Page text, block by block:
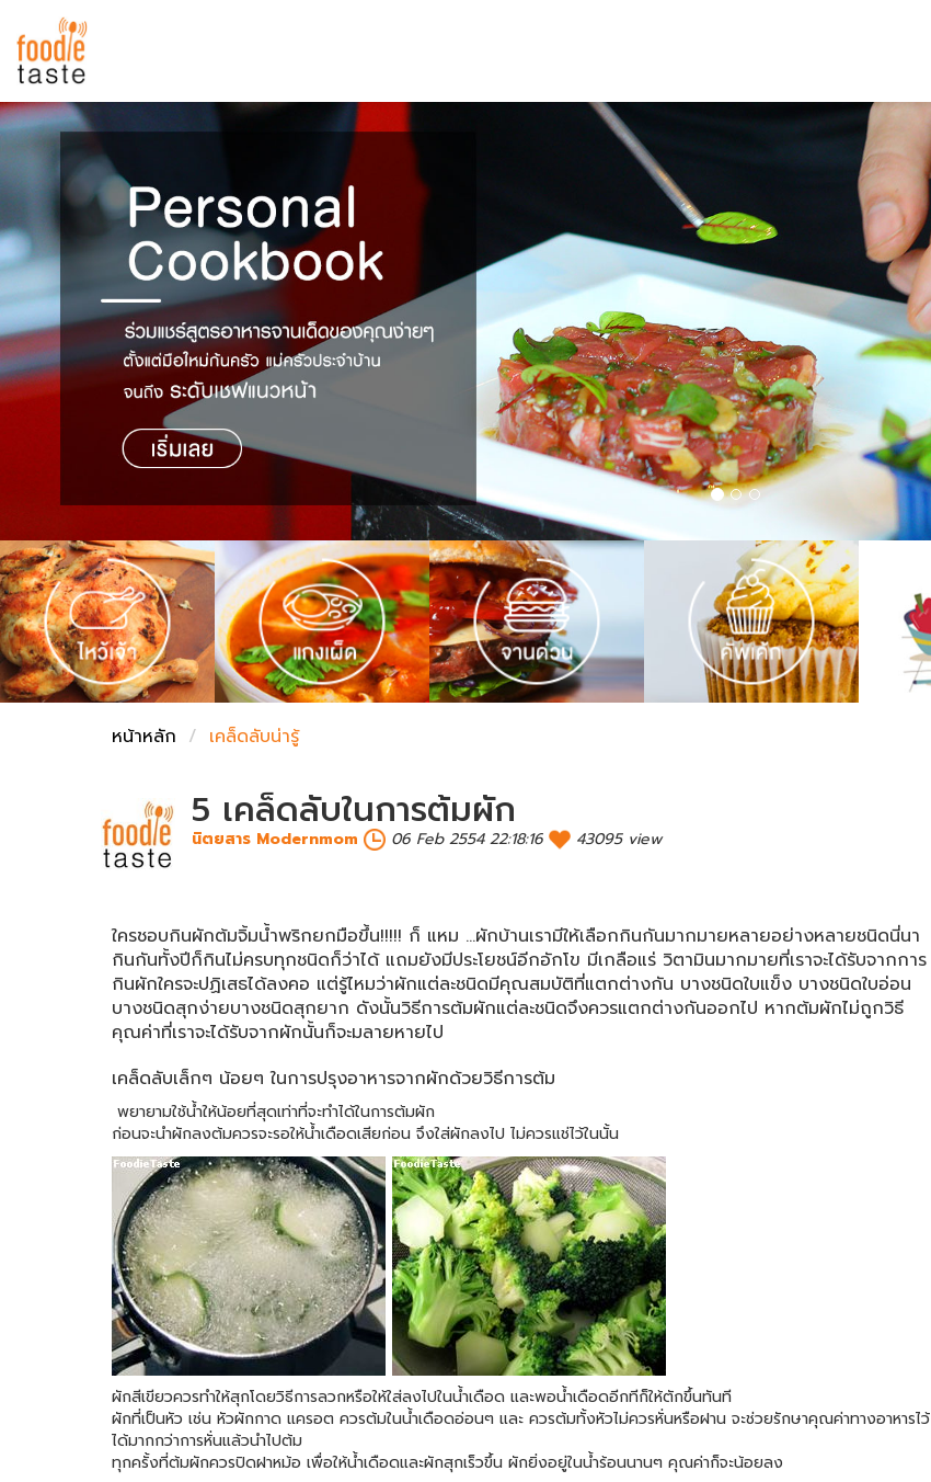
สูตรอาหาร
สูตรอาหารล่าสุด
Top Foodie
พาไปชิม
สารพันก้นครัว
เคล็ดลับน่ารู้
เปรียบเทียบหน่วยการตวง
เปรียบเทียบอุณหภูมิ
เปรียบเทียบน้ำหนักวัตถุดิบ
ชั่งตวงเนย
FoodPedia
สร้าง Cookbook
หน้าหลัก เคล็ดลับน่ารู้
5 เคล็ดลับในการต้มผัก
นิตยสาร Modernmom 06 Feb 2554 22:18:16 43095 view
ใครชอบกินผักต้มจิ้มน้ำพริกยกมือขึ้น!!!!! ก็ แหม ...ผักบ้านเรามีให้เลือกกินกันมากมายหลายอย่างหลายชนิดนี่นา
กินกันทั้งปีก็กินไม่ครบทุกชนิดก็ว่าได้ แถมยังมีประโยชน์อีกอักโข มีเกลือแร่ วิตามินมากมายที่เราจะได้รับจากการ
กินผักใครจะปฏิเสธได้ลงคอ แต่รู้ไหมว่าผักแต่ละชนิดมีคุณสมบัติที่แตกต่างกัน บางชนิดใบแข็ง บางชนิดใบอ่อน
บางชนิดสุกง่ายบางชนิดสุกยาก ดังนั้นวิธีการต้มผักแต่ละชนิดจึงควรแตกต่างกันออกไป หากต้มผักไม่ถูกวิธี
คุณค่าที่เราจะได้รับจากผักนั้นก็จะมลายหายไป
เคล็ดลับเล็กๆ น้อยๆ ในการปรุงอาหารจากผักด้วยวิธีการต้ม
พยายามใช้น้ำให้น้อยที่สุดเท่าที่จะทำได้ในการต้มผัก
ก่อนจะนำผักลงต้มควรจะรอให้น้ำเดือดเสียก่อน จึงใส่ผักลงไป ไม่ควรแช่ไว้ในนั้น
ผักสีเขียวควรทำให้สุกโดยวิธีการลวกหรือให้ใส่ลงไปในน้ำเดือด และพอน้ำเดือดอีกทีก็ให้ตักขึ้นทันที
ผักที่เป็นหัว เช่น หัวผักกาด แครอต ควรต้มในน้ำเดือดอ่อนๆ และ ควรต้มทั้งหัวไม่ควรหั่นหรือฝาน จะช่วยรักษาคุณค่าทางอาหารไว้
ได้มากกว่าการหั่นแล้วนำไปต้ม
ทุกครั้งที่ต้มผักควรปิดฝาหม้อ เพื่อให้น้ำเดือดและผักสุกเร็วขึ้น ผักยิ่งอยู่ในน้ำร้อนนานๆ คุณค่าก็จะน้อยลง